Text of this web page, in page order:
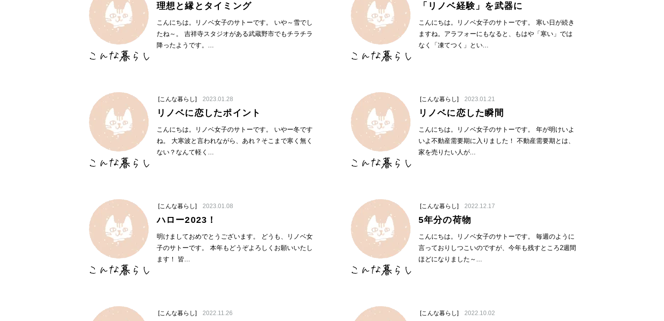
理想と縁とタイミング
こんにちは。リノベ女子のサトーです。 いや～雪でし
たね～。 吉祥寺スタジオがある武蔵野市でもチラチラ
降ったようです。...
「リノベ経験」を武器に
こんにちは。リノベ女子のサトーです。 寒い日が続き
ますね。アラフォーにもなると、もはや「寒い」では
なく「凍てつく」とい...
[こんな暮らし] 2023.01.28
リノベに恋したポイント
こんにちは。リノベ女子のサトーです。 いやー冬です
ね。 大寒波と言われながら、あれ？そこまで寒く無く
ない？なんて軽く...
[こんな暮らし] 2023.01.21
リノベに恋した瞬間
こんにちは。リノベ女子のサトーです。 年が明けいよ
いよ不動産需要期に入りました！ 不動産需要期とは、
家を売りたい人が...
[こんな暮らし] 2023.01.08
ハロー2023！
明けましておめでとうございます。 どうも、リノベ女
子のサトーです。 本年もどうぞよろしくお願いいたし
ます！ 皆...
[こんな暮らし] 2022.12.17
5年分の荷物
こんにちは。リノベ女子のサトーです。 毎週のように
言っておりしつこいのですが、今年も残すところ2週間
ほどになりました～...
[こんな暮らし] 2022.11.26 [こんな暮らし] 2022.10.02